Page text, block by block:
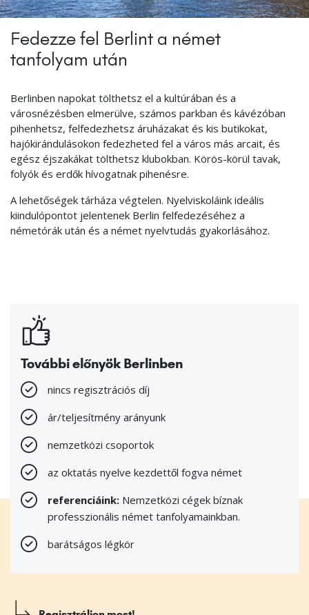
Fedezze fel Berlint a német
tanfolyam után
Berlinben napokat tölthetsz el a kultúrában és a
városnézésben elmerülve, számos parkban és kávézóban
pihenhetsz, felfedezhetsz áruházakat és kis butikokat,
hajókirándulásokon fedezheted fel a város más arcait, és
egész éjszakákat tölthetsz klubokban. Körös-körül tavak,
folyók és erdők hívogatnak pihenésre.
A lehetőségek tárháza végtelen. Nyelviskoláink ideális
kiindulópontot jelentenek Berlin felfedezéséhez a
németórák után és a német nyelvtudás gyakorlásához.
További előnyök Berlinben
nincs regisztrációs díj
ár/teljesítmény arányunk
nemzetközi csoportok
az oktatás nyelve kezdettől fogva német
referenciáink: Nemzetközi cégek bíznak
professzionális német tanfolyamainkban.
barátságos légkör